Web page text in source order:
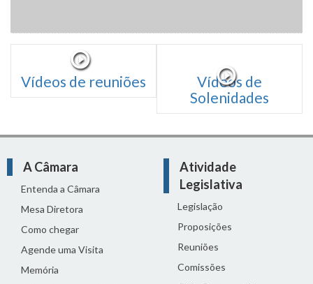
Vídeos de reuniões
Vídeos de
Solenidades
A Câmara
Entenda a Câmara
Mesa Diretora
Como chegar
Agende uma Visita
Memória
Atividade
Legislativa
Legislação
Proposições
Reuniões
Comissões